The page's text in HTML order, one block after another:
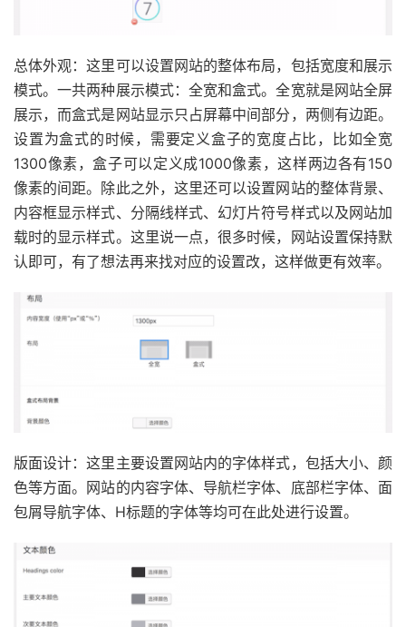
总体外观：这里可以设置网站的整体布局，包括宽度和展示
模式。一共两种展示模式：全宽和盒式。全宽就是网站全屏
展示，而盒式是网站显示只占屏幕中间部分，两侧有边距。
设置为盒式的时候，需要定义盒子的宽度占比，比如全宽
1300像素，盒子可以定义成1000像素，这样两边各有150
像素的间距。除此之外，这里还可以设置网站的整体背景、
内容框显示样式、分隔线样式、幻灯片符号样式以及网站加
载时的显示样式。这里说一点，很多时候，网站设置保持默
认即可，有了想法再来找对应的设置改，这样做更有效率。
版面设计：这里主要设置网站内的字体样式，包括大小、颜
色等方面。网站的内容字体、导航栏字体、底部栏字体、面
包屑导航字体、H标题的字体等均可在此处进行设置。